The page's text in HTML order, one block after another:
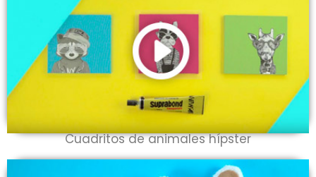
Cuadritos de animales hípster